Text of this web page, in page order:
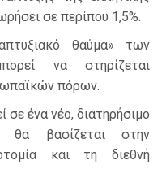
σε περίπου 1,5%.
θαύμα» των
να στηρίζεται
πόρων.
σε ένα νέο, διατηρήσιμο
θα βασίζεται στην
και τη διεθνή